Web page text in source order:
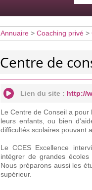
Annuaire > Coaching privé >
Centre de
Lien du site : http://
Le Centre de Conseil a
leurs enfants, ou bien
difficultés scolaires pouvant
Le CCES Excellence
intégrer de grandes
Nous préparons aussi les
supérieur.